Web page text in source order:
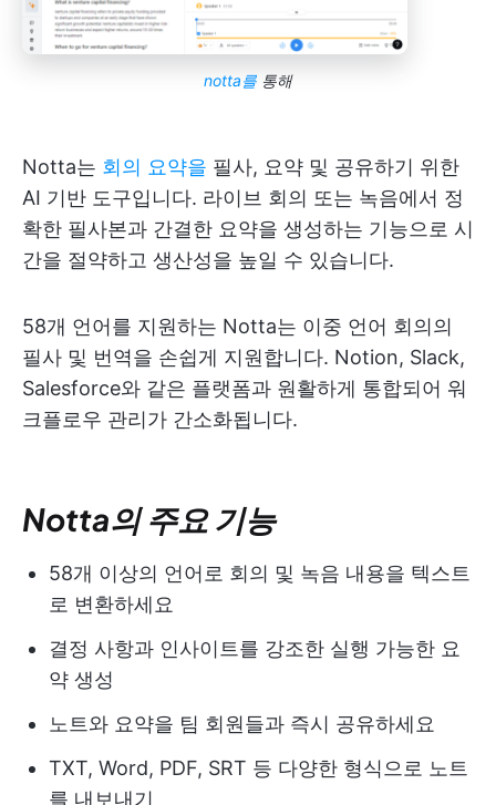
notta를 통해
Notta는 회의 요약을 필사, 요약 및 공유하기 위한
AI 기반 도구입니다. 라이브 회의 또는 녹음에서 정
확한 필사본과 간결한 요약을 생성하는 기능으로 시
간을 절약하고 생산성을 높일 수 있습니다.
58개 언어를 지원하는 Notta는 이중 언어 회의의
필사 및 번역을 손쉽게 지원합니다. Notion, Slack,
Salesforce와 같은 플랫폼과 원활하게 통합되어 워
크플로우 관리가 간소화됩니다.
Notta의 주요 기능
58개 이상의 언어로 회의 및 녹음 내용을 텍스트
로 변환하세요
결정 사항과 인사이트를 강조한 실행 가능한 요
약 생성
노트와 요약을 팀 회원들과 즉시 공유하세요
TXT, Word, PDF, SRT 등 다양한 형식으로 노트
를 내보내기